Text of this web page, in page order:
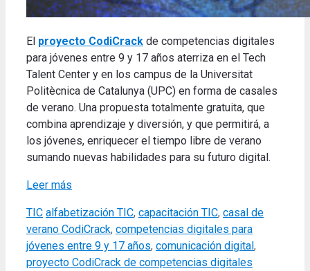
El proyecto CodiCrack de competencias digitales
para jóvenes entre 9 y 17 años aterriza en el Tech
Talent Center y en los campus de la Universitat
Politècnica de Catalunya (UPC) en forma de casales
de verano. Una propuesta totalmente gratuita, que
combina aprendizaje y diversión, y que permitirá, a
los jóvenes, enriquecer el tiempo libre de verano
sumando nuevas habilidades para su futuro digital.
Leer más
Categories
TIC Tags
alfabetización TIC, capacitación TIC, casal de
verano CodiCrack, competencias digitales para
jóvenes entre 9 y 17 años, comunicación digital,
proyecto CodiCrack de competencias digitales